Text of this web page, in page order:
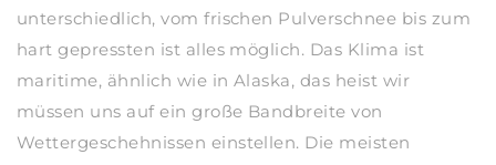
unterschiedlich, vom frischen Pulverschnee bis zum
hart gepressten ist alles möglich. Das Klima ist
maritime, ähnlich wie in Alaska, das heist wir
müssen uns auf ein große Bandbreite von
Wettergeschehnissen einstellen. Die meisten